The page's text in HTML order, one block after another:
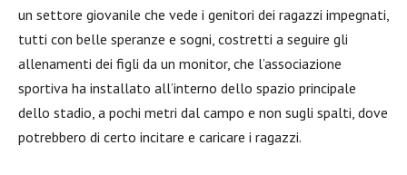
un settore giovanile che vede i genitori dei ragazzi impegnati,
tutti con belle speranze e sogni, costretti a seguire gli
allenamenti dei figli da un monitor, che l’associazione
sportiva ha installato all’interno dello spazio principale
dello stadio, a pochi metri dal campo e non sugli spalti, dove
potrebbero di certo incitare e caricare i ragazzi.